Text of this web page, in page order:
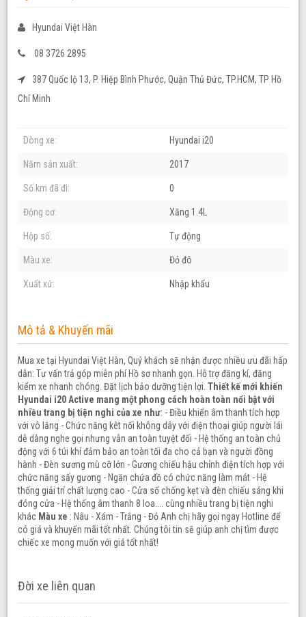
Hyundai Việt Hàn
08 3726 2895
387 Quốc lộ 13, P. Hiệp Bình Phước, Quận Thủ Đức, TP.HCM, TP Hồ
Chí Minh
Dòng xe: Hyundai i20
Năm sản xuất: 2017
Số km đã đi: 0
Động cơ: Xăng 1.4L
Hộp số: Tự động
Màu xe: Đỏ đô
Xuất xứ: Nhập khẩu
Mô tả & Khuyến mãi
Mua xe tại Hyundai Việt Hàn, Quý khách sẽ nhận được nhiều ưu đãi hấp
dẫn: Tư vấn trả góp miễn phí Hồ sơ nhanh gọn. Hỗ trợ đăng kí, đăng
kiểm xe nhanh chóng. Đặt lịch bảo dưỡng tiện lợi.Thiết kế mới khiến
Hyundai i20 Active mang một phong cách hoàn toàn nổi bật với
nhiều trang bị tiện nghi của xe như: - Điều khiển âm thanh tích hợp
với vô lăng - Chức năng kêt nối không dây với điện thoại giúp người lái
dễ dàng nghe gọi nhưng vẫn an toàn tuyệt đối - Hệ thống an toàn chủ
động với 6 túi khí đảm bảo an toàn tối đa cho cả bạn và người đồng
hành - Đèn sương mù cỡ lớn - Gương chiếu hậu chỉnh điện tích hợp với
chức năng sấy gương - Ngăn chứa đồ có chức năng làm mát - Hệ
thống giải trí chất lượng cao - Cửa sổ chống kẹt và đèn chiếu sáng khi
đóng cửa - Hệ thống âm thanh 8 loa.... cùng nhiều trang bị tiện nghi
khác Màu xe : Nâu - Xám - Trắng - Đỏ Anh chị hãy gọi ngay Hotline để
có giá và khuyến mãi tốt nhất. Chúng tôi tin sẽ giúp anh chị tìm được
chiếc xe mong muốn với giá tốt nhất!
Đời xe liên quan